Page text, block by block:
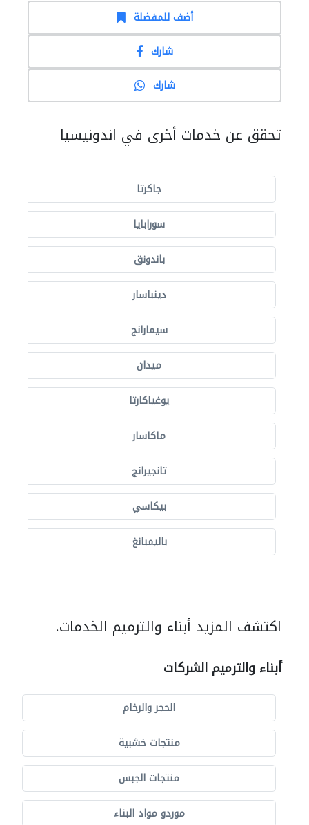
أضف للمفضلة
شارك
شارك
تحقق عن خدمات أخرى في اندونيسيا
جاكرتا
سورابايا
باندونق
دينباسار
سيمارانج
ميدان
يوغياكارتا
ماكاسار
تانجيرانج
بيكاسي
باليمبانغ
اكتشف المزيد أبناء والترميم الخدمات.
أبناء والترميم الشركات
الحجر والرخام
منتجات خشبية
منتجات الجبس
موردو مواد البناء